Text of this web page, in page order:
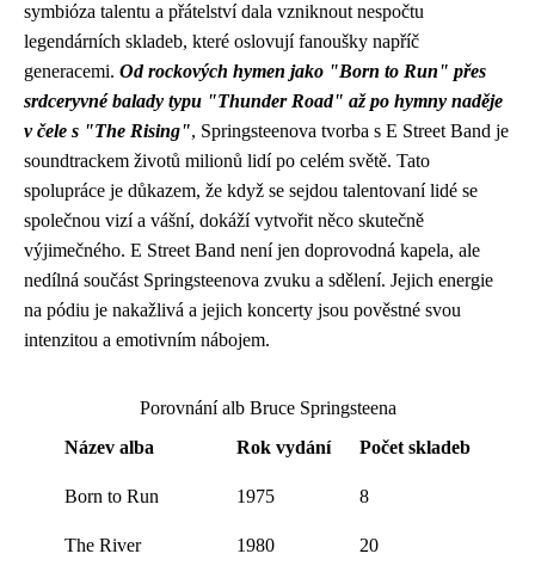
symbióza talentu a přátelství dala vzniknout nespočtu
legendárních skladeb, které oslovují fanoušky napříč
generacemi. Od rockových hymen jako "Born to Run" přes
srdceryvné balady typu "Thunder Road" až po hymny naděje
v čele s "The Rising", Springsteenova tvorba s E Street Band je
soundtrackem životů milionů lidí po celém světě. Tato
spolupráce je důkazem, že když se sejdou talentovaní lidé se
společnou vizí a vášní, dokáží vytvořit něco skutečně
výjimečného. E Street Band není jen doprovodná kapela, ale
nedílná součást Springsteenova zvuku a sdělení. Jejich energie
na pódiu je nakažlivá a jejich koncerty jsou pověstné svou
intenzitou a emotivním nábojem.
Porovnání alb Bruce Springsteena
Název alba
Rok vydání Počet skladeb
Born to Run 1975 8
The River 1980 20